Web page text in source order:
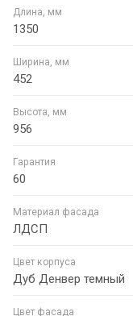
Длина, мм
1350
Ширина, мм
452
Высота, мм
956
Гарантия
60
Материал фасада
ЛДСП
Цвет корпуса
Дуб Денвер темный
Цвет фасада